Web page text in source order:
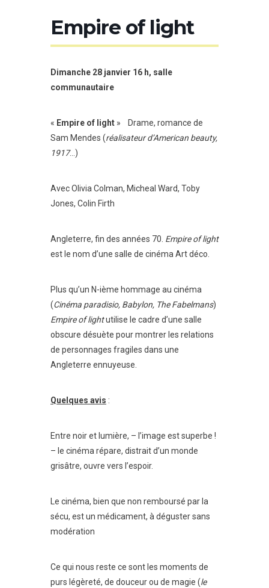
Empire of light
Dimanche 28 janvier 16 h, salle
communautaire
« Empire of light » Drame, romance de
Sam Mendes (réalisateur d’American beauty,
1917…)
Avec Olivia Colman, Micheal Ward, Toby
Jones, Colin Firth
Angleterre, fin des années 70. Empire of light
est le nom d’une salle de cinéma Art déco.
Plus qu’un N-ième hommage au cinéma
(Cinéma paradisio, Babylon, The Fabelmans)
Empire of lightutilise le cadre d’une salle
obscure désuète pour montrer les relations
de personnages fragiles dans une
Angleterre ennuyeuse.
Quelques avis :
Entre noir et lumière, – l’image est superbe !
– le cinéma répare, distrait d’un monde
grisâtre, ouvre vers l’espoir.
Le cinéma, bien que non remboursé par la
sécu, est un médicament, à déguster sans
modération
Ce qui nous reste ce sont les moments de
purs légèreté, de douceur ou de magie (le